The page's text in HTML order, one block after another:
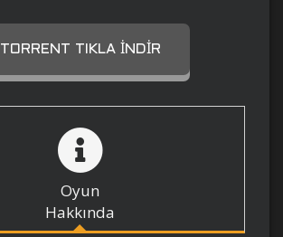
TORRENT TIKLA İNDIR
Oyun
Hakkında